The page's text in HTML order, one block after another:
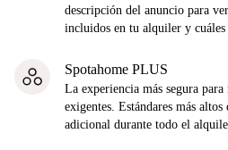
descripción del anuncio para
incluidos en tu alquiler y cuáles
Spotahome PLUS
La experiencia más segura
exigentes. Estándares más
adicional durante todo el